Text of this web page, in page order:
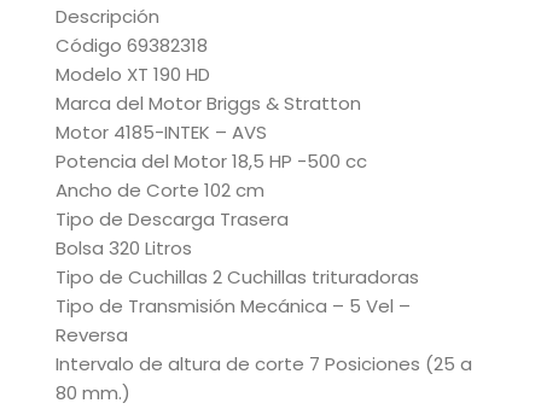
Descripción
Código 69382318
Modelo XT 190 HD
Marca del Motor Briggs & Stratton
Motor 4185-INTEK – AVS
Potencia del Motor 18,5 HP -500 cc
Ancho de Corte 102 cm
Tipo de Descarga Trasera
Bolsa 320 Litros
Tipo de Cuchillas 2 Cuchillas trituradoras
Tipo de Transmisión Mecánica – 5 Vel –
Reversa
Intervalo de altura de corte 7 Posiciones (25 a
80 mm.)